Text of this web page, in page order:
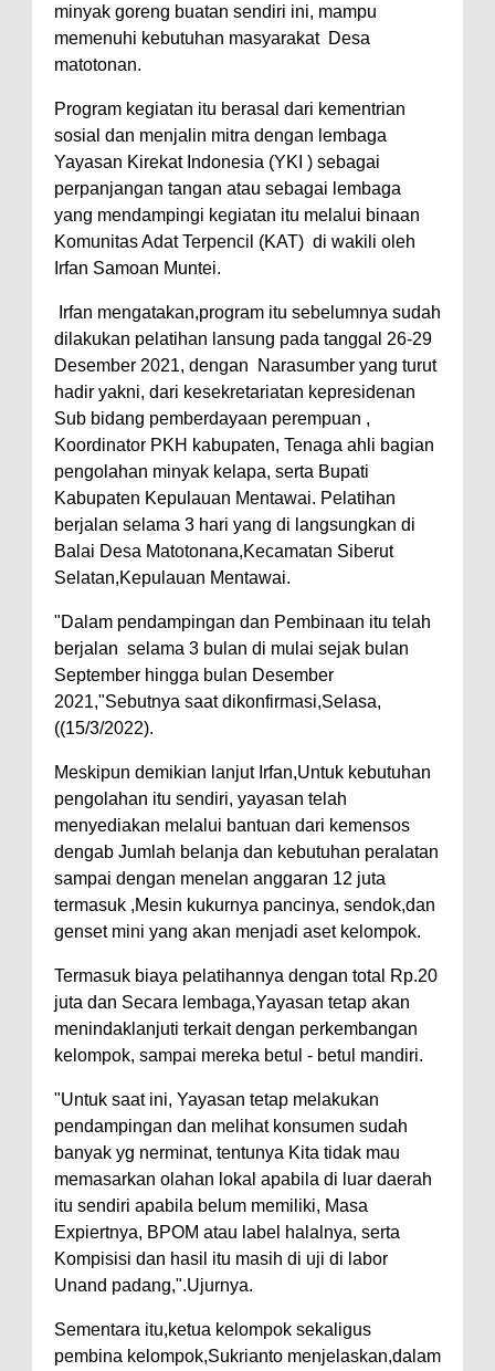
minyak goreng buatan sendiri ini, mampu
memenuhi kebutuhan masyarakat Desa
matotonan.
Program kegiatan itu berasal dari kementrian
sosial dan menjalin mitra dengan lembaga
Yayasan Kirekat Indonesia (YKI ) sebagai
perpanjangan tangan atau sebagai lembaga
yang mendampingi kegiatan itu melalui binaan
Komunitas Adat Terpencil (KAT) di wakili oleh
Irfan Samoan Muntei.
Irfan mengatakan,program itu sebelumnya sudah
dilakukan pelatihan lansung pada tanggal 26-29
Desember 2021, dengan Narasumber yang turut
hadir yakni, dari kesekretariatan kepresidenan
Sub bidang pemberdayaan perempuan ,
Koordinator PKH kabupaten, Tenaga ahli bagian
pengolahan minyak kelapa, serta Bupati
Kabupaten Kepulauan Mentawai. Pelatihan
berjalan selama 3 hari yang di langsungkan di
Balai Desa Matotonana,Kecamatan Siberut
Selatan,Kepulauan Mentawai.
"Dalam pendampingan dan Pembinaan itu telah
berjalan selama 3 bulan di mulai sejak bulan
September hingga bulan Desember
2021,"Sebutnya saat dikonfirmasi,Selasa,
((15/3/2022).
Meskipun demikian lanjut Irfan,Untuk kebutuhan
pengolahan itu sendiri, yayasan telah
menyediakan melalui bantuan dari kemensos
dengab Jumlah belanja dan kebutuhan peralatan
sampai dengan menelan anggaran 12 juta
termasuk ,Mesin kukurnya pancinya, sendok,dan
genset mini yang akan menjadi aset kelompok.
Termasuk biaya pelatihannya dengan total Rp.20
juta dan Secara lembaga,Yayasan tetap akan
menindaklanjuti terkait dengan perkembangan
kelompok, sampai mereka betul - betul mandiri.
"Untuk saat ini, Yayasan tetap melakukan
pendampingan dan melihat konsumen sudah
banyak yg nerminat, tentunya Kita tidak mau
memasarkan olahan lokal apabila di luar daerah
itu sendiri apabila belum memiliki, Masa
Expiertnya, BPOM atau label halalnya, serta
Kompisisi dan hasil itu masih di uji di labor
Unand padang,".Ujurnya.
Sementara itu,ketua kelompok sekaligus
pembina kelompok,Sukrianto menjelaskan,dalam